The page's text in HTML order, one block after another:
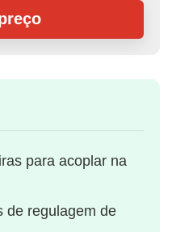
para acoplar na
de regulagem de